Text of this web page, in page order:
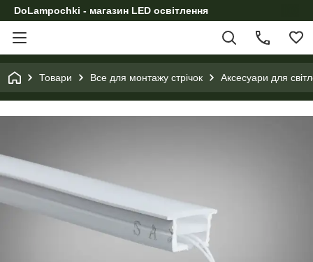
DoLampochki - магазин LED освітлення
Товари Все для монтажу стрічок Аксесуари для